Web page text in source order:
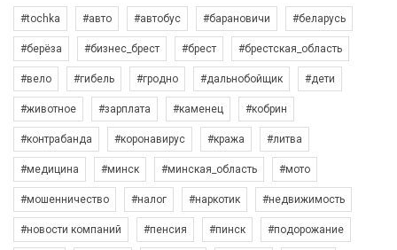
#tochka #авто #автобус #барановичи #беларусь
#берёза #бизнес_брест #брест #брестская_область
#вело #гибель #гродно #дальнобойщик #дети
#животное #зарплата #каменец #кобрин
#контрабанда #коронавирус #кража #литва
#медицина #минск #минская_область #мото
#мошенничество #налог #наркотик #недвижимость
#новости компаний #пенсия #пинск #подорожание